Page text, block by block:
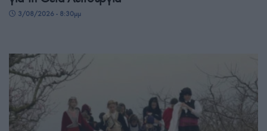
3/08/2026 - 8:30μμ